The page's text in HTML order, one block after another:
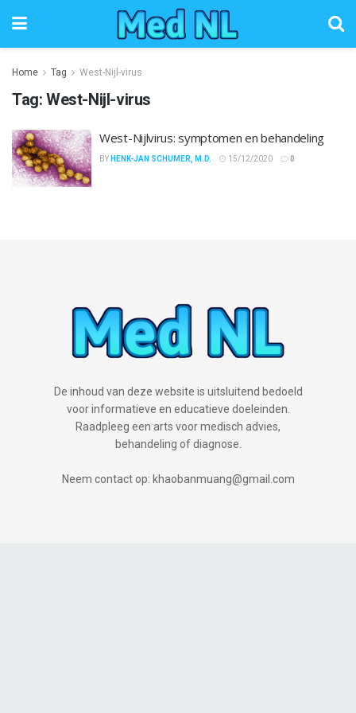
Home Tag West-Nijl-virus
Tag: West-Nijl-virus
West-Nijlvirus: symptomen en behandeling
BY HENK-JAN SCHUMER, M.D. 15/12/2020 0
De inhoud van deze website is uitsluitend bedoeld
voor informatieve en educatieve doeleinden.
Raadpleeg een arts voor medisch advies,
behandeling of diagnose.
Neem contact op: khaobanmuang@gmail.com